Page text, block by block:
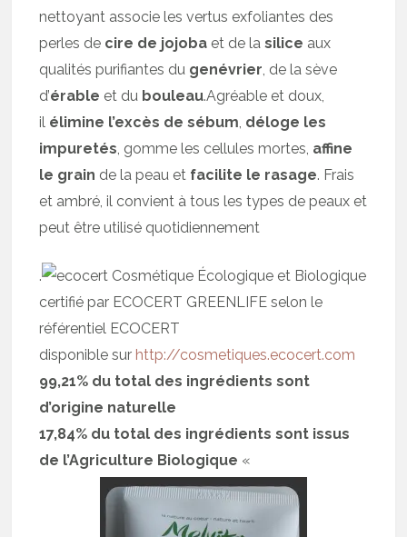
nettoyant associe les vertus exfoliantes des
perles de cire de jojoba et de lasilice aux
qualités purifiantes du genévrier, de la sève
d’érable et du bouleau.Agréable et doux,
il élimine l’excès de sébum, déloge les
impuretés, gomme les cellules mortes, affine
le grain de la peau et facilite le rasage. Frais
et ambré, il convient à tous les types de peaux et
peut être utilisé quotidiennement
.
Cosmétique Écologique et Biologique
certifié par ECOCERT GREENLIFE selon le
référentiel ECOCERT
disponible sur http://cosmetiques.ecocert.com
99,21% du total des ingrédients sont
d’origine naturelle
17,84% du total des ingrédients sont issus
de l’Agriculture Biologique «